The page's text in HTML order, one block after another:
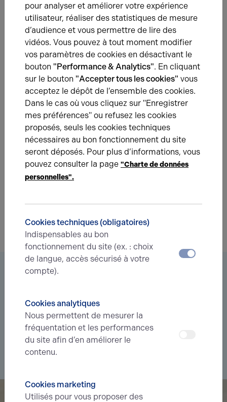
BUREAUX
Quand l’écoute du marché fait toute la différence !
Chez Arthur Loyd Rouen, nous avons récemment réalisé la
vente d’un immeuble tertiaire… pas tout à fait adapté aux
attentes du marché.
Une question ?
Prenez contact avec nos experts pour vous
accompagner dans votre projet d’immobilier
d’entreprise.
Vous êtes à la recherche d’un bien
Déléguez votre projetà nos experts et soyez prévenus des
nouvelles offres enavant-première correspondant à votre
recherche.
pour analyser et améliorer votre expérience
utilisateur, réaliser des statistiques de mesure
d’audience et vous permettre de lire des
vidéos. Vous pouvez à tout moment modifier
vos paramètres de cookies en désactivant le
bouton "Performance & Analytics". En cliquant
sur le bouton "Accepter tous les cookies" vous
acceptez le dépôt de l’ensemble des cookies.
Dans le cas où vous cliquez sur "Enregistrer
mes préférences" ou refusez les cookies
proposés, seuls les cookies techniques
nécessaires au bon fonctionnement du site
seront déposés. Pour plus d’informations, vous
pouvez consulter la page "Charte de données
personnelles".
Cookies techniques (obligatoires)
Indispensables au bon
fonctionnement du site (ex. : choix
de langue, accès sécurisé à votre
compte).
Cookies analytiques
Nous permettent de mesurer la
fréquentation et les performances
du site afin d’en améliorer le
contenu.
Cookies marketing
Utilisés pour vous proposer des